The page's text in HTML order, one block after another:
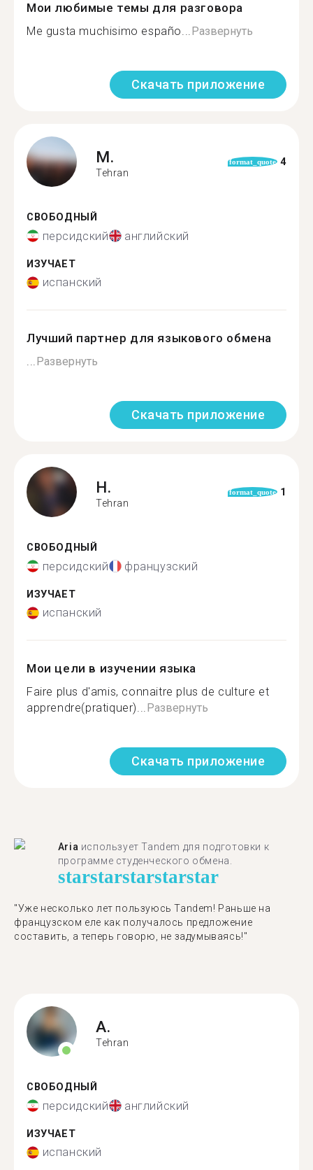
Мои любимые темы для разговора
Me gusta muchisimo españo...Развернуть
Скачать приложение
M.
Tehran
format_quote 4
СВОБОДНЫЙ
персидский английский
ИЗУЧАЕТ
испанский
Лучший партнер для языкового обмена
...Развернуть
Скачать приложение
H.
Tehran
format_quote 1
СВОБОДНЫЙ
персидский французский
ИЗУЧАЕТ
испанский
Мои цели в изучении языка
Faire plus d'amis, connaitre plus de culture et
apprendre(pratiquer)...Развернуть
Скачать приложение
Aria использует Tandem для подготовки к
программе студенческого обмена.
starstarstarstarstar
"​​Уже несколько лет пользуюсь Tandem! Раньше на
французском еле как получалось предложение
составить, а теперь говорю, не задумываясь!"
A.
Tehran
СВОБОДНЫЙ
персидский английский
ИЗУЧАЕТ
испанский